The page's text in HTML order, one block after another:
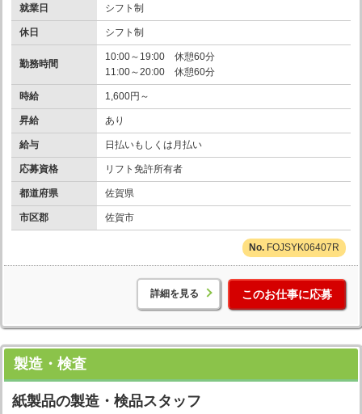
就業日 シフト制
休日 シフト制
勤務時間
10:00～19:00 休憩60分
11:00～20:00 休憩60分
時給 1,600円～
昇給 あり
給与 日払いもしくは月払い
応募資格 リフト免許所有者
都道府県 佐賀県
市区郡 佐賀市
FOJSYK06407R
詳細を見る このお仕事に応募
製造・検査
紙製品の製造・検品スタッフ